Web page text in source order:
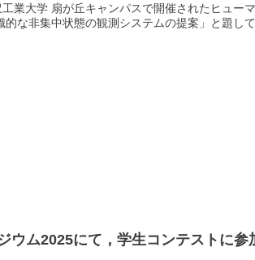
業大学 扇が丘キャンパスで開催されたヒュー
な非集中状態の観測システムの提案」と題し
ウム2025にて，学生コンテストに参